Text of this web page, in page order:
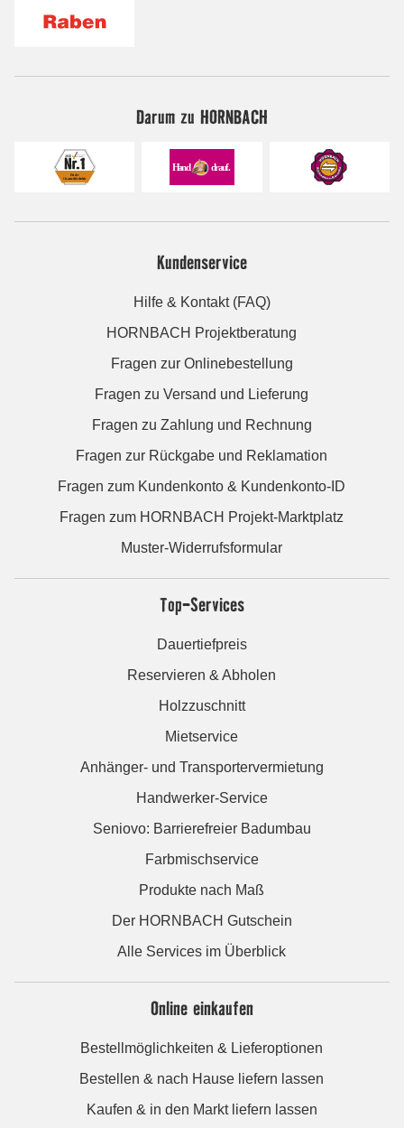
Darum zu HORNBACH
Kundenservice
Hilfe & Kontakt (FAQ)
HORNBACH Projektberatung
Fragen zur Onlinebestellung
Fragen zu Versand und Lieferung
Fragen zu Zahlung und Rechnung
Fragen zur Rückgabe und Reklamation
Fragen zum Kundenkonto & Kundenkonto-ID
Fragen zum HORNBACH Projekt-Marktplatz
Muster-Widerrufsformular
Top-Services
Dauertiefpreis
Reservieren & Abholen
Holzzuschnitt
Mietservice
Anhänger- und Transportervermietung
Handwerker-Service
Seniovo: Barrierefreier Badumbau
Farbmischservice
Produkte nach Maß
Der HORNBACH Gutschein
Alle Services im Überblick
Online einkaufen
Bestellmöglichkeiten & Lieferoptionen
Bestellen & nach Hause liefern lassen
Kaufen & in den Markt liefern lassen